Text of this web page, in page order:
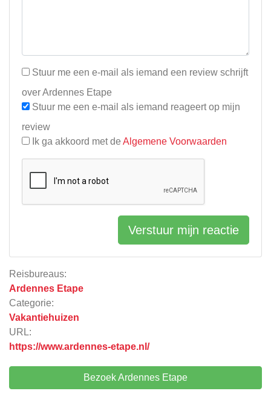
Reisbureaus:
Ardennes Etape
Categorie:
Vakantiehuizen
URL:
https://www.ardennes-etape.nl/
Bezoek Ardennes Etape
Stuur me een e-mail als iemand een review schrijft
over Ardennes Etape
Stuur me een e-mail als iemand reageert op mijn
review
Ik ga akkoord met de Algemene Voorwaarden
Verstuur mijn reactie